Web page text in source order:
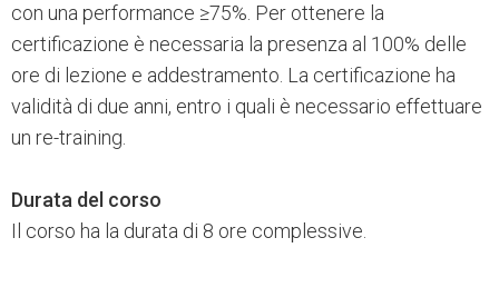
con una performance ≥75%. Per ottenere la
certificazione è necessaria la presenza al 100% delle
ore di lezione e addestramento. La certificazione ha
validità di due anni, entro i quali è necessario effettuare
un re-training.
Durata del corso
Il corso ha la durata di 8 ore complessive.